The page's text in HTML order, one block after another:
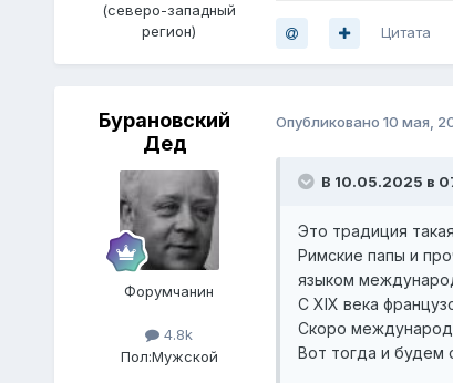
(северо-западный
регион)
Цитата
Бурановский
Дед
Форумчанин
4.8k
Пол:Мужской
Опубликовано 10 мая,
В 10.05.2025 в
Это традиция
Римские папы и
языком
С XIX века
Скоро
Вот тогда и будем